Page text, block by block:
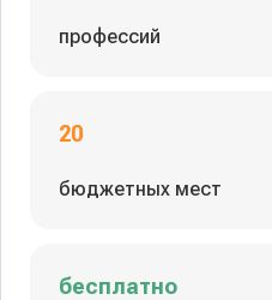
профессий
20
бюджетных мест
бесплатно